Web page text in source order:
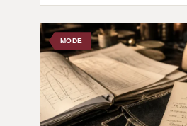
MODE